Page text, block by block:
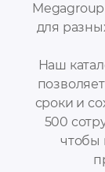
для
Наш
сроки и
500
чтобы